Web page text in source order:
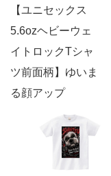
【ユニセックス
5.6ozヘビーウェ
イトロックTシャ
ツ前面柄】ゆいま
る顔アップ